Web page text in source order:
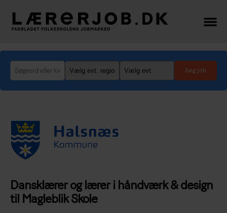
-
her
finder
du
de
og
lederjob
Dansklærer og lærer i håndværk & design
til Magleblik Skole